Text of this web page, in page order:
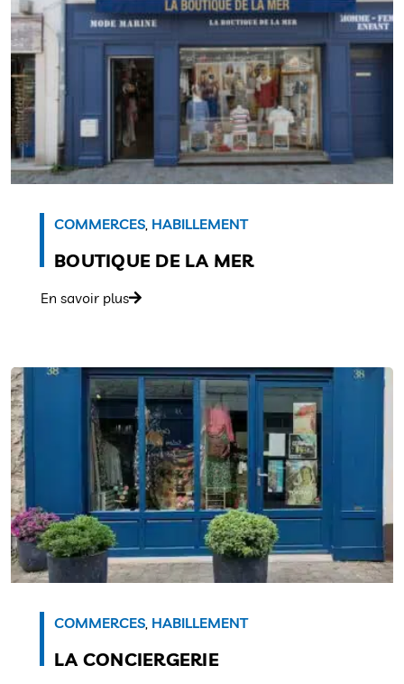
COMMERCES, HABILLEMENT
BOUTIQUE DE LA MER
En savoir plus
COMMERCES HABILLEMENT
LA CONCIERGERIE